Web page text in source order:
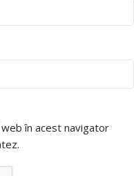
în acest navigator